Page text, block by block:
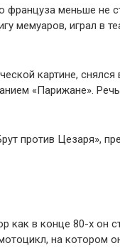
француза меньше не
мемуаров, играл в
картине, снялся
«Парижане».
против Цезаря»,
как в конце 80-х он
на котором